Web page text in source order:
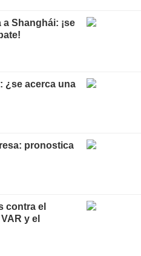
Shanghái: ¡se
¿se acerca una
pronostica
contra el
y el